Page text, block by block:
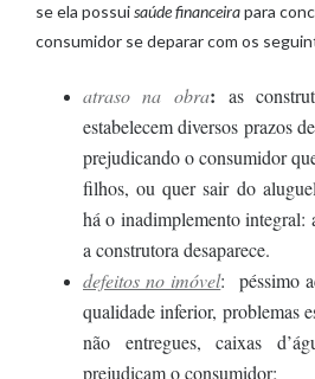
se ela possuisaúde financeirapara
consumidor se deparar com os
atraso na obra: as
estabelecem diversos prazos
prejudicando o consumidor
filhos, ou quer sair do
há o inadimplemento integral:
a construtora desaparece.
defeitos no imóvel: péssimo
qualidade inferior, problemas
não entregues, caixas
prejudicam o consumidor;